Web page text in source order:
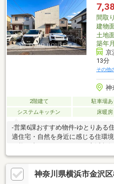
間取り
建物
土地
築年月
京
13分
その他
神
2階建て 駐車場あ
システムキッチン
床暖房
-営業6課おすすめ物件-ゆとりある
適住宅・自然を身近に感じる住環
神奈川県横浜市金沢